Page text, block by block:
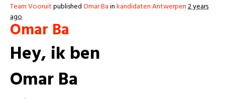
Team VooruitpublishedOmar Bainkandidaten Antwerpen2 years
ago
Omar Ba
Hey, ik ben
Omar Ba